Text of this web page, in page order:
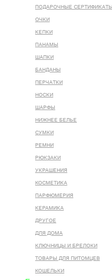
ПОДАРОЧНЫЕ СЕРТИФИКАТЫ
ОЧКИ
КЕПКИ
ПАНАМЫ
ШАПКИ
БАНДАНЫ
ПЕРЧАТКИ
НОСКИ
ШАРФЫ
НИЖНЕЕ БЕЛЬЕ
СУМКИ
РЕМНИ
РЮКЗАКИ
УКРАШЕНИЯ
КОСМЕТИКА
ПАРФЮМЕРИЯ
КЕРАМИКА
ДРУГОЕ
ДЛЯ ДОМА
КЛЮЧНИЦЫ И БРЕЛОКИ
ТОВАРЫ ДЛЯ ПИТОМЦЕВ
КОШЕЛЬКИ